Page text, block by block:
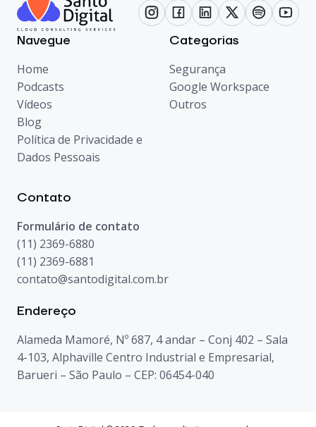
Navegue
Home
Podcasts
Vídeos
Blog
Política de Privacidade e
Dados Pessoais
Categorias
Segurança
Google Workspace
Outros
Contato
Formulário de contato
(11) 2369-6880
(11) 2369-6881
contato@santodigital.com.br
Endereço
Alameda Mamoré, Nº 687, 4 andar – Conj 402 – Sala
4-103, Alphaville Centro Industrial e Empresarial,
Barueri – São Paulo – CEP: 06454-040